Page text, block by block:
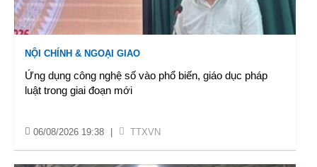
NỘI CHÍNH & NGOẠI GIAO
Ứng dụng công nghệ số vào phổ biến, giáo dục pháp
luật trong giai đoạn mới
06/08/2026 19:38 TTXVN